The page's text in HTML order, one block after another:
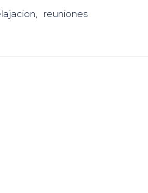
reuniones